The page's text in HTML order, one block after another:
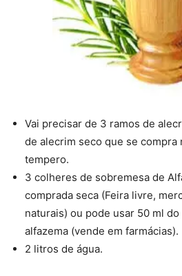
Vai precisar de 3 ramos de
de alecrim seco que se compra
tempero.
3 colheres de sobremesa de
comprada seca (Feira livre,
naturais) ou pode usar 50 ml
alfazema (vende em farmácias).
2 litros de água.